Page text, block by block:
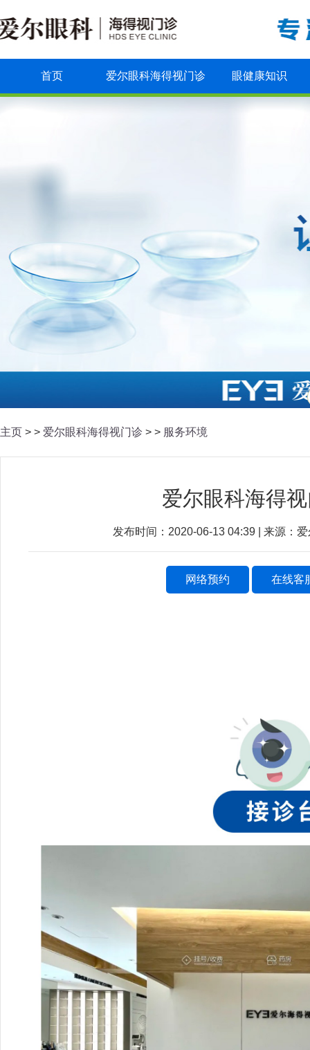
首页 爱尔眼科海得视门诊 眼健康知识
主页 > > 爱尔眼科海得视门诊 > > 服务环境
爱尔眼科海得
发布时间：2020-06-13 04:39 | 来源：
网络预约 在线客